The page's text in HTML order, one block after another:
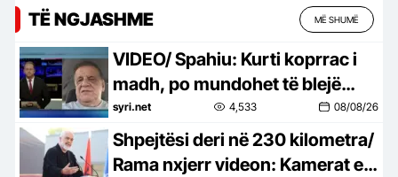
TË NGJASHME MË SHUMË
VIDEO/ Spahiu: Kurti koprrac i
madh, po mundohet të blejë
kohë, nëse lirohen Thaçi e
Veseli …
syri.net 4,533 08/08/26
Shpejtësi deri në 230 kilometra/
Rama nxjerr videon: Kamerat e